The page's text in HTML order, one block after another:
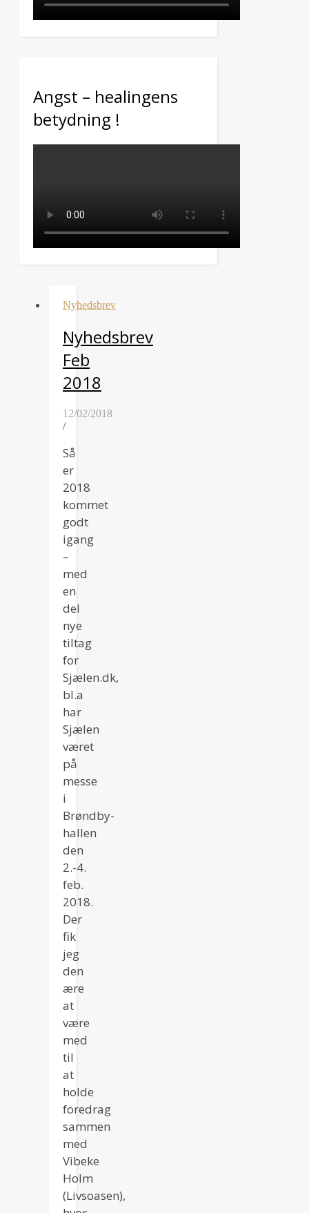
Angst – healingens
betydning !
Nyhedsbrev
Nyhedsbrev
Feb
2018
12/02/2018
/
Så
er
2018
kommet
godt
igang
–
med
en
del
nye
tiltag
for
Sjælen.dk,
bl.a
har
Sjælen
været
på
messe
i
Brøndby-
hallen
den
2.-4.
feb.
2018.
Der
fik
jeg
den
ære
at
være
med
til
at
holde
foredrag
sammen
med
Vibeke
Holm
(Livsoasen),